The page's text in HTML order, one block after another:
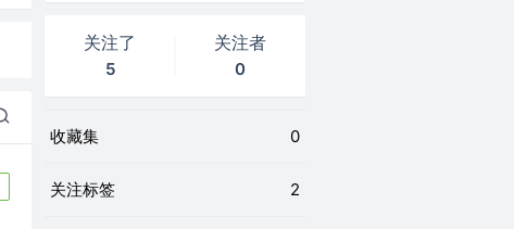
关注了
5
关注者
0
收藏集 0
关注标签 2